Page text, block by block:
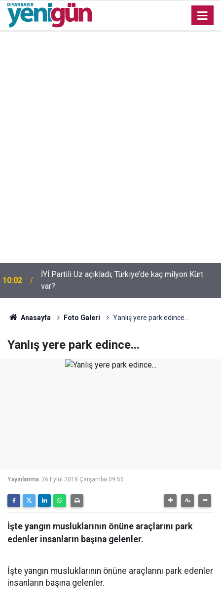
10:02
İYİ Partili Uz açıkladı; Türkiye’de kaç milyon Kürt
var?
09:54
Suça sürüklenen çocuklar için yeni düzenleme
neleri kapsiyor?
Anasayfa Foto Galeri Yanlış yere park edince...
Yanlış yere park edince...
Yayınlanma: 26 Eylül 2018 Çarşamba 09:56
İşte yangın musluklarının önüne araçlarını park
edenler insanların başına gelenler.
İşte yangın musluklarının önüne araçlarını park edenler
insanların başına gelenler.